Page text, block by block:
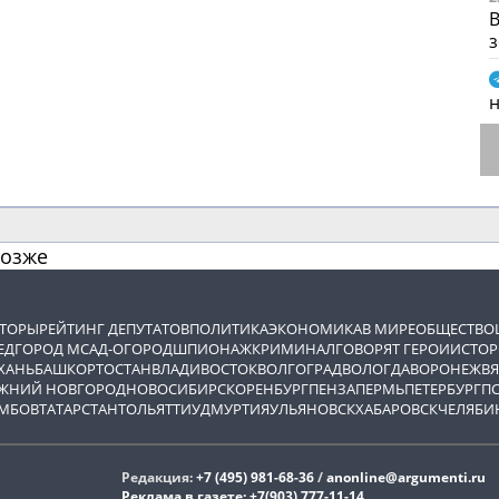
РЕЙТИНГ ДЕПУТАТОВПОЛИТИКАЭКОНОМИКАВ МИРЕОБЩЕСТВО
ГОРОД МСАД-ОГОРОДШПИОНАЖКРИМИНАЛГОВОРЯТ ГЕРОИ
БАШКОРТОСТАНВЛАДИВОСТОКВОЛГОГРАДВОЛОГДАВОРОНЕЖ
НОВГОРОДНОВОСИБИРСКОРЕНБУРГПЕНЗАПЕРМЬПЕТЕРБУРГ
ТАТАРСТАНТОЛЬЯТТИУДМУРТИЯУЛЬЯНОВСКХАБАРОВСК
Редакция:+7 (495) 981-68-36/anonline@argumenti.ru